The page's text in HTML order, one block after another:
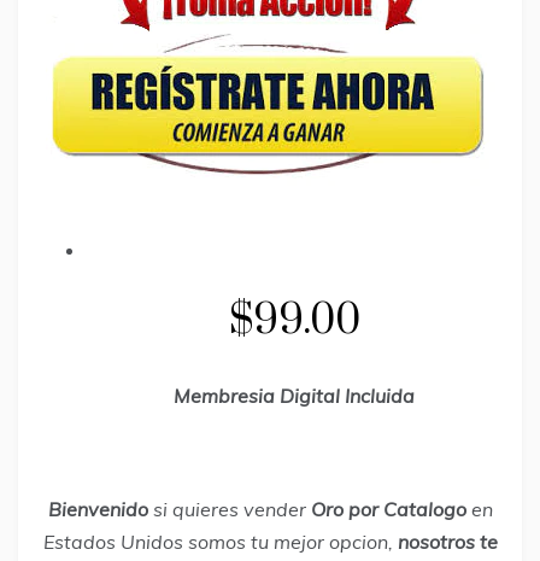
$99.00
Membresia Digital Incluida
Bienvenidosi quieres vender Oro por Catalogoen
Estados Unidos somos tu mejor opcion, nosotros te